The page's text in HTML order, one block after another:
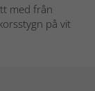
med från
på vit